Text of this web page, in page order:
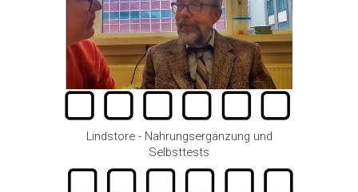
Lindstore - Nahrungsergänzung und
Selbsttests